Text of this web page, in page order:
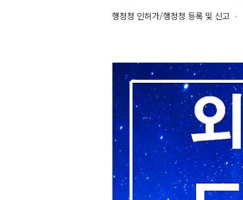
문회사 등) 2. 개인투자조합의
으로 정하는 자와 상호출자하여
행정청 인허가/행정청 등록 및 신고